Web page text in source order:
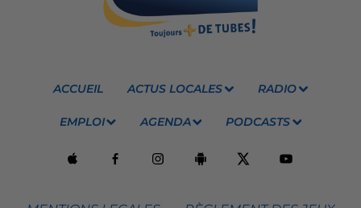
ACCUEIL ACTUS LOCALES RADIO
EMPLOI AGENDA PODCASTS